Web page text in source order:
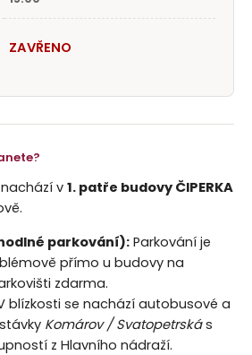
ZAVŘENO
v1. patře budovy ČIPERKA
parkování):Parkování je
přímo u budovy na
zdarma.
blízkosti se nachází autobusové a
Komárov / Svatopetrskás
z Hlavního nádraží.